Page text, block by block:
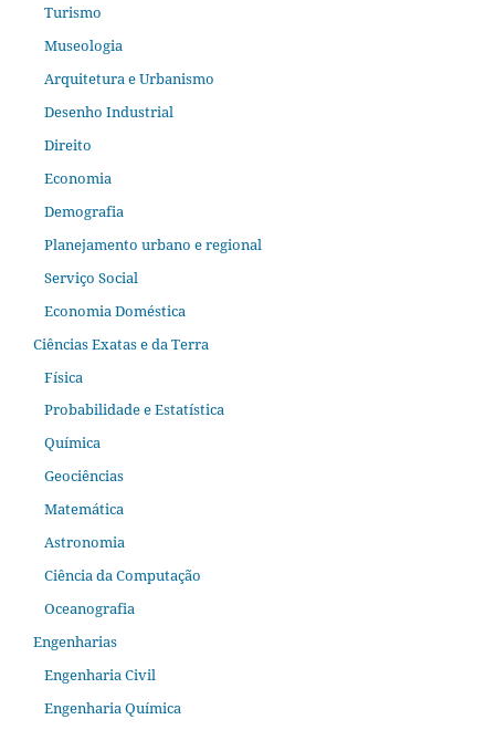
Turismo
Museologia
Arquitetura e Urbanismo
Desenho Industrial
Direito
Economia
Demografia
Planejamento urbano e regional
Serviço Social
Economia Doméstica
Ciências Exatas e da Terra
Física
Probabilidade e Estatística
Química
Geociências
Matemática
Astronomia
Ciência da Computação
Oceanografia
Engenharias
Engenharia Civil
Engenharia Química